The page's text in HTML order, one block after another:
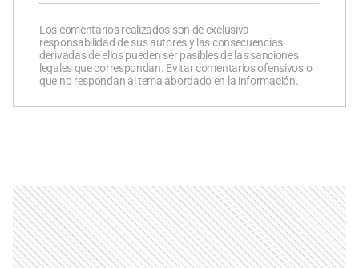
Los comentarios realizados son de exclusiva
responsabilidad de sus autores y las consecuencias
derivadas de ellos pueden ser pasibles de las sanciones
legales que correspondan. Evitar comentarios ofensivos o
que no respondan al tema abordado en la información.